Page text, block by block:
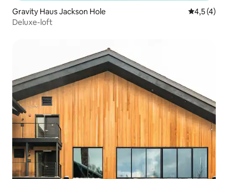
Gravity Haus Jackson Hole
4,5 (4)
Deluxe-loft